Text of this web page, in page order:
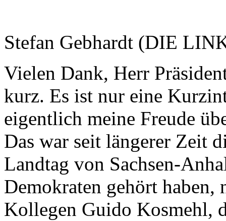
Stefan Gebhardt (DIE
Vielen Dank, Herr
kurz. Es ist nur eine
eigentlich meine Freude
Das war seit längerer Zeit
Landtag von Sachsen-
Demokraten gehört haben,
Kollegen Guido Kosmehl,